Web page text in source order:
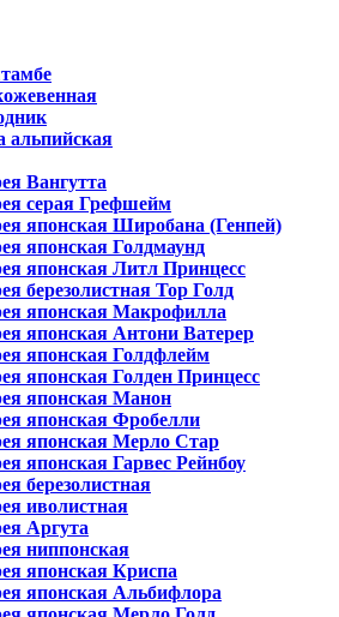
альпийская
Вангутта
серая Грефшейм
японская Широбана (Генпей)
японская Голдмаунд
японская Литл Принцесс
березолистная Тор Голд
японская Макрофилла
японская Антони Ватерер
японская Голдфлейм
японская Голден Принцесс
японская Манон
японская Фробелли
японская Мерло Стар
японская Гарвес Рейнбоу
березолистная
иволистная
Аргута
ниппонская
японская Криспа
японская Альбифлора